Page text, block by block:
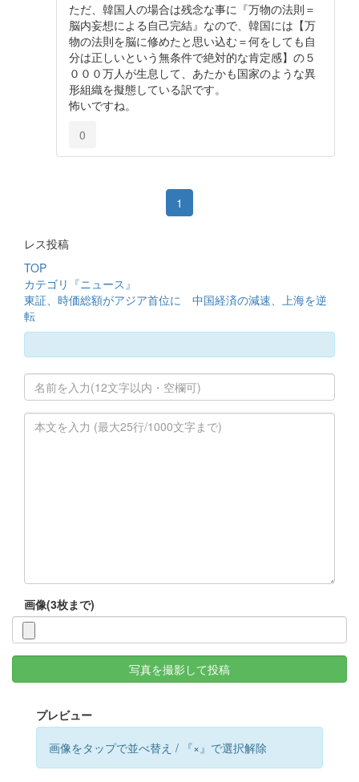
ただ、韓国人の場合は残念な事に『万物の法則＝
脳内妄想による自己完結』なので、韓国には【万
物の法則を脳に修めたと思い込む＝何をしても自
分は正しいという無条件で絶対的な肯定感】の５
０００万人が生息して、あたかも国家のような異
形組織を擬態している訳です。
怖いですね。
0
1
レス投稿
TOP
カテゴリ『ニュース』
東証、時価総額がアジア首位に 中国経済の減速、上海を逆
転
画像(3枚まで)
写真を撮影して投稿
プレビュー
画像をタップで並べ替え / 『×』で選択解除